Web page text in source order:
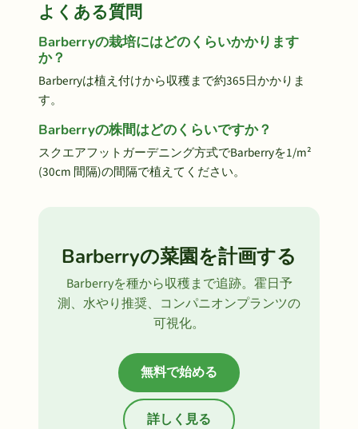
よくある質問
Barberryの栽培にはどのくらいかかります
か？
Barberryは植え付けから収穫まで約365日かかりま
す。
Barberryの株間はどのくらいですか？
スクエアフットガーデニング方式でBarberryを1/m²
(30cm 間隔)の間隔で植えてください。
Barberryの菜園を計画する
Barberryを種から収穫まで追跡。霍日予
測、水やり推奨、コンパニオンプランツの
可視化。
無料で始める
詳しく見る